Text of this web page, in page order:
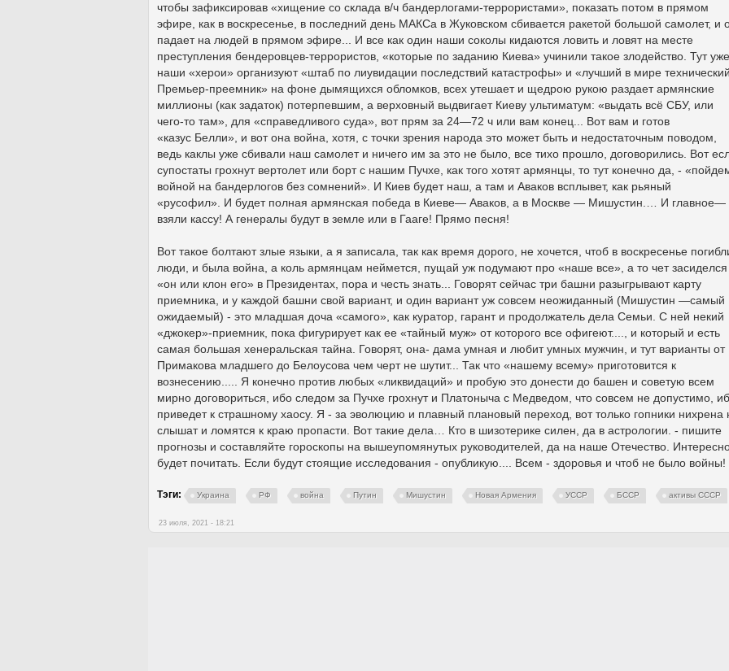
чтобы зафиксировав «хищение со склада в/ч бандерлогами-террористами», показать потом в прямом
эфире, как в воскресенье, в последний день МАКСа в Жуковском сбивается ракетой большой самолет, и
падает на людей в прямом эфире... И все как один наши соколы кидаются ловить и ловят на месте
преступления бендеровцев-террористов, «которые по заданию Киева» учинили такое злодейство. Тут уже
наши «херои» организуют «штаб по лиувидации последствий катастрофы» и «лучший в мире
Премьер-преемник» на фоне дымящихся обломков, всех утешает и щедрою рукою раздает армянские
миллионы (как задаток) потерпевшим, а верховный выдвигает Киеву ультиматум: «выдать всё СБУ, или
чего-то там», для «справедливого суда», вот прям за 24—72 ч или вам конец... Вот вам и готов
«казус Белли», и вот она война, хотя, с точки зрения народа это может быть и недостаточным поводом,
ведь каклы уже сбивали наш самолет и ничего им за это не было, все тихо прошло, договорились. Вот
супостаты грохнут вертолет или борт с нашим Пучхе, как того хотят армянцы, то тут конечно да, -
войной на бандерлогов без сомнений». И Киев будет наш, а там и Аваков всплывет, как рьяный
«русофил». И будет полная армянская победа в Киеве— Аваков, а в Москве — Мишустин.… И главное—
взяли кассу! А генералы будут в земле или в Гааге! Прямо песня!
Вот такое болтают злые языки, а я записала, так как время дорого, не хочется, чтоб в воскресенье
люди, и была война, а коль армянцам неймется, пущай уж подумают про «наше все», а то чет засиделся
«он или клон его» в Президентах, пора и честь знать... Говорят сейчас три башни разыгрывают карту
приемника, и у каждой башни свой вариант, и один вариант уж совсем неожиданный (Мишустин —самый
ожидаемый) - это младшая доча «самого», как куратор, гарант и продолжатель дела Семьи. С ней некий
«джокер»-приемник, пока фигурирует как ее «тайный муж» от которого все офигеют...., и который и есть
самая большая хенеральская тайна. Говорят, она- дама умная и любит умных мужчин, и тут варианты от
Примакова младшего до Белоусова чем черт не шутит... Так что «нашему всему» приготовится к
вознесению..... Я конечно против любых «ликвидаций» и пробую это донести до башен и советую всем
мирно договориться, ибо следом за Пучхе грохнут и Платоныча с Медведом, что совсем не допустимо,
приведет к страшному хаосу. Я - за эволюцию и плавный плановый переход, вот только гопники нихрена
слышат и ломятся к краю пропасти. Вот такие дела… Кто в шизотерике силен, да в астрологии. - пишите
прогнозы и составляйте гороскопы на вышеупомянутых руководителей, да на наше Отечество.
будет почитать. Если будут стоящие исследования - опубликую.... Всем - здоровья и чтоб не было войны!
Тэги: Украина РФ война Путин Мишустин Новая Армения УССР БССР активы СССР
23 июля, 2021 - 18:21